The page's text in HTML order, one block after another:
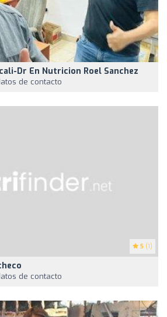
Dr En Nutricion Roel Sanchez
de contacto
5 (1)
de contacto